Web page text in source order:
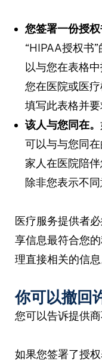
您签署一份授权
“HIPAA授权书
以与您在表格
您在医院或医
填写此表格并要
该人与您同在。
可以与与您同
家人在医院陪
除非您表示不同
医疗服务提供者
享信息最符合您
理直接相关的信息
你可以撤回
您可以告诉提供
如果您签署了授